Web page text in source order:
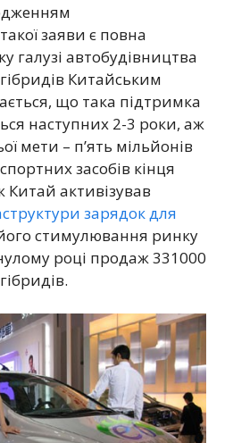
заяви є повна
галузі автобудівництва
Китайським
що така підтримка
наступних 2-3 роки, аж
мети – п’ять мільйонів
засобів кінця
Китай активізував
зарядок для
стимулювання ринку
році продаж 331000